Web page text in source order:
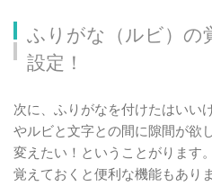
ふりがな（ルビ）の
設定！
次に、ふりがなを付けたはいい
やルビと文字との間に隙間が欲
変えたい！ということがります
覚えておくと便利な機能もありま